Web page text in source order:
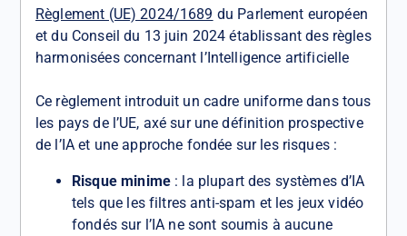
Règlement (UE) 2024/1689 du Parlement européen
et du Conseil du 13 juin 2024 établissant des règles
harmonisées concernant l’Intelligence artificielle
Ce règlement introduit un cadre uniforme dans tous
les pays de l’UE, axé sur une définition prospective
de l’IA et une approche fondée sur les risques :
Risque minime : la plupart des systèmes d’IA
tels que les filtres anti-spam et les jeux vidéo
fondés sur l’IA ne sont soumis à aucune